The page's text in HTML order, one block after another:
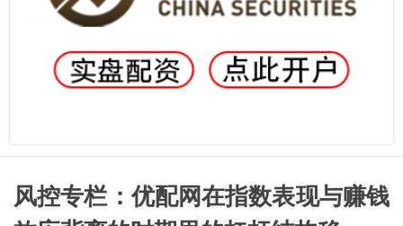
风控专栏：优配网在指数表现与赚钱